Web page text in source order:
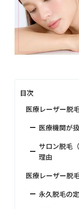
目次
医療レーザー脱
医療機関が
サロン脱毛
理由
医療レーザー脱
永久脱毛の